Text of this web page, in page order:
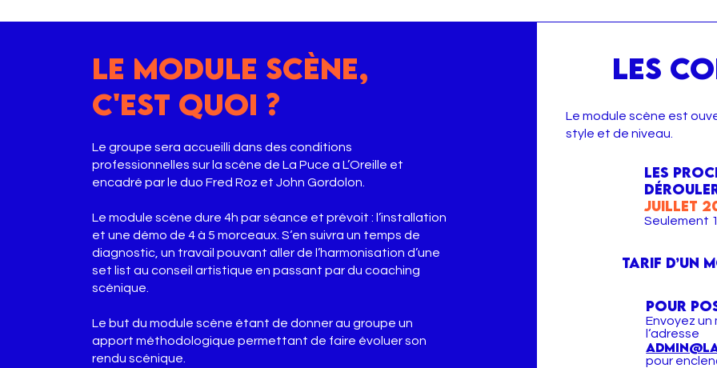
LE MODULE SCÈNE,
C'EST QUOI ?
Le groupe sera accueilli dans des conditions
professionnelles sur la scène de La Puce a L’Oreille et
encadré par le duo Fred Roz et John Gordolon.
Le module scène dure 4h par séance et prévoit : l’installation
et une démo de 4 à 5 morceaux. S‘en suivra un temps de
diagnostic, un travail pouvant aller de l’harmonisation d’une
set list au conseil artistique en passant par du coaching
scénique.
Le but du module scène étant de donner au groupe un
apport méthodologique permettant de faire évoluer son
rendu scénique.
LES
Le module scène est
style et de niveau.
Les
juillet
Seulement
Tarif d’un
Pour
Envoyez un
l‘adresse
pour